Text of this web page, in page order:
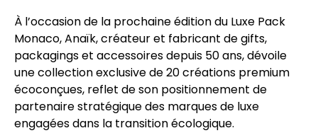
À l’occasion de la prochaine édition du Luxe Pack
Monaco, Anaïk, créateur et fabricant de gifts,
packagings et accessoires depuis 50 ans, dévoile
une collection exclusive de 20 créations premium
écoconçues, reflet de son positionnement de
partenaire stratégique des marques de luxe
engagées dans la transition écologique.